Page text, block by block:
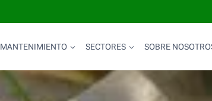
MANTENIMIENTO SECTORES SOBRE